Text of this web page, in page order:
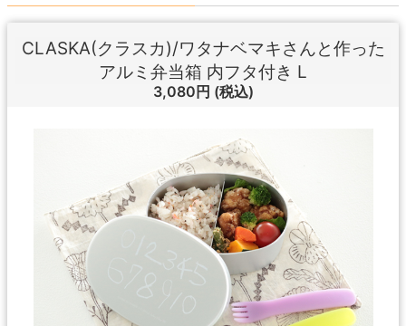
CLASKA(クラスカ)/ワタナベマキさんと作った
アルミ弁当箱 内フタ付き L
3,080円 (税込)